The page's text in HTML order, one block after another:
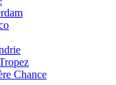
Chance